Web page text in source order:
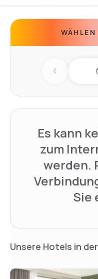
Previous
Es kann
zum
werden.
Sie
Unsere Hotels in